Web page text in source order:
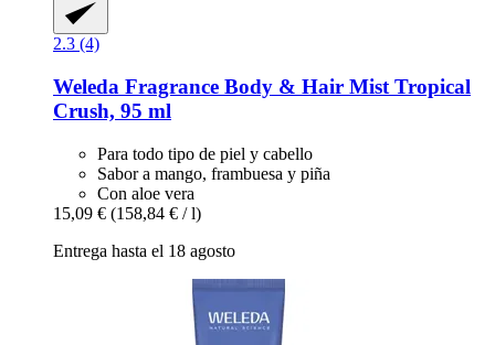
2.3 (4)
Weleda Fragrance Body & Hair Mist Tropical
Crush, 95 ml
Para todo tipo de piel y cabello
Sabor a mango, frambuesa y piña
Con aloe vera
15,09 € (158,84 € / l)
Entrega hasta el 18 agosto